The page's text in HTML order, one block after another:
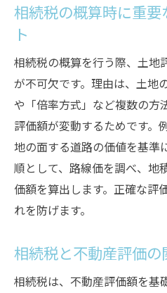
相続税の概算時に重
ト
相続税の概算を行う際、土地
が不可欠です。理由は、土地
や「倍率方式」など複数の方
評価額が変動するためです。
地の面する道路の価値を基準
順として、路線価を調べ、地
価額を算出します。正確な評
れを防げます。
相続税と不動産評価
相続税は、不動産評価額を基